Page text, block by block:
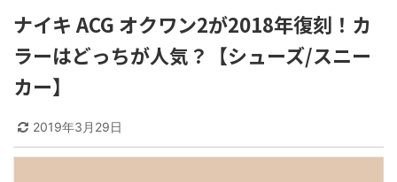
ナイキ ACG オクワン2が2018年復刻！カ
ラーはどっちが人気？【シューズ/スニー
カー】
2019年3月29日